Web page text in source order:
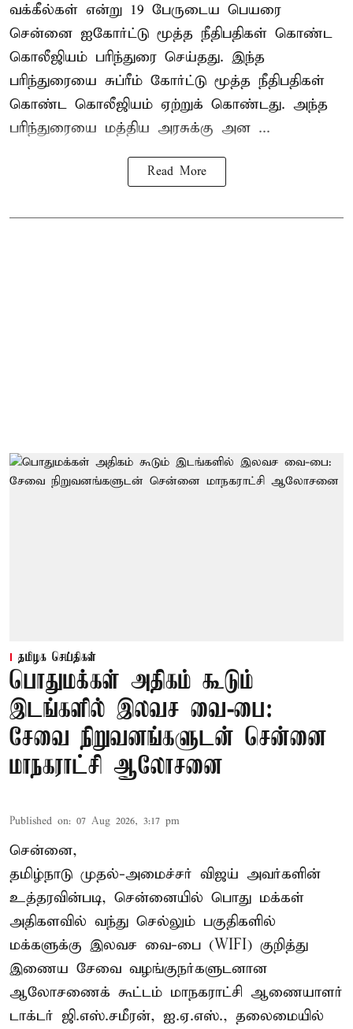
வக்கீல்கள் என்று 19 பேருடைய பெயரை
சென்னை ஐகோர்ட்டு மூத்த நீதிபதிகள் கொண்ட
கொலீஜியம் பரிந்துரை செய்தது. இந்த
பரிந்துரையை சுப்ரீம் கோர்ட்டு மூத்த நீதிபதிகள்
கொண்ட கொலீஜியம் ஏற்றுக் கொண்டது. அந்த
பரிந்துரையை மத்திய அரசுக்கு அன ...
Read More
தமிழக செய்திகள்
பொதுமக்கள் அதிகம் கூடும்
இடங்களில் இலவச வை-பை:
சேவை நிறுவனங்களுடன் சென்னை
மாநகராட்சி ஆலோசனை
Published on: 07 Aug 2026, 3:17 pm
சென்னை,
தமிழ்நாடு முதல்-அமைச்சர் விஜய் அவர்களின்
உத்தரவின்படி, சென்னையில் பொது மக்கள்
அதிகளவில் வந்து செல்லும் பகுதிகளில்
மக்களுக்கு இலவச வை-பை (WIFI) குறித்து
இணைய சேவை வழங்குநர்களுடனான
ஆலோசணைக் கூட்டம் மாநகராட்சி ஆணையாளர்
டாக்டர் ஜி.எஸ்.சமீரன், ஐ.ஏ.எஸ்., தலைமையில்